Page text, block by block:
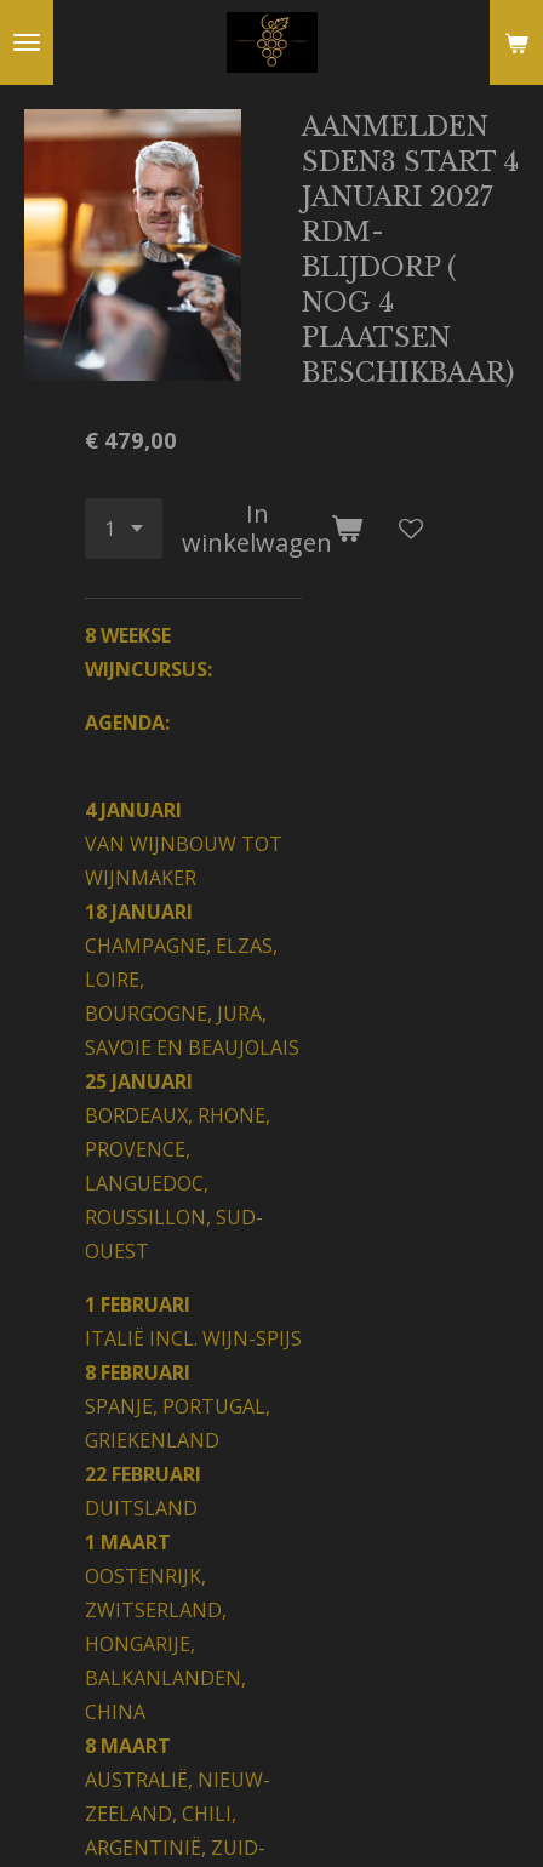
AANMELDEN
SDEN3 START 4
JANUARI 2027
RDM-
BLIJDORP (
NOG 4
PLAATSEN
BESCHIKBAAR)
€ 479,00
In
winkelwagen
8 WEEKSE
WIJNCURSUS:
AGENDA:
4 JANUARI
VAN WIJNBOUW TOT
WIJNMAKER
18 JANUARI
CHAMPAGNE, ELZAS,
LOIRE,
BOURGOGNE, JURA,
SAVOIE EN BEAUJOLAIS
25 JANUARI
BORDEAUX, RHONE,
PROVENCE,
LANGUEDOC,
ROUSSILLON, SUD-
OUEST
1 FEBRUARI
ITALIË INCL. WIJN-SPIJS
8 FEBRUARI
SPANJE, PORTUGAL,
GRIEKENLAND
22 FEBRUARI
DUITSLAND
1 MAART
OOSTENRIJK,
ZWITSERLAND,
HONGARIJE,
BALKANLANDEN,
CHINA
8 MAART
AUSTRALIË, NIEUW-
ZEELAND, CHILI,
ARGENTINIË, ZUID-